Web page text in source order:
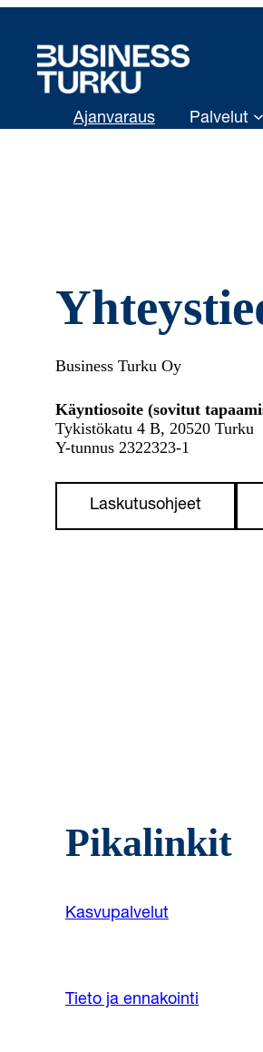
Ajanvaraus Palvelut
Business Turku Oy
Käyntiosoite (sovitut
Tykistökatu 4 B, 20520 Turku
Y-tunnus 2322323-1
Laskutusohjeet
Pikalinkit
Kasvupalvelut
Tieto ja ennakointi